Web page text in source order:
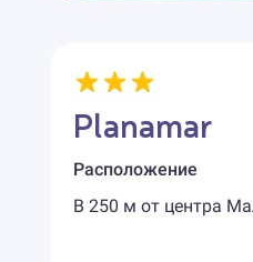
Planamar
Расположение
В 250 м от центра